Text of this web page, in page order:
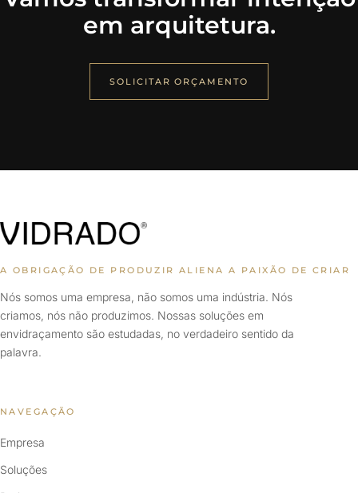
em arquitetura.
SOLICITAR ORÇAMENTO
A OBRIGAÇÃO DE PRODUZIR ALIENA A PAIXÃO DE CRIAR
Nós somos uma empresa, não somos uma indústria. Nós
criamos, nós não produzimos. Nossas soluções em
envidraçamento são estudadas, no verdadeiro sentido da
palavra.
NAVEGAÇÃO
Empresa
Soluções